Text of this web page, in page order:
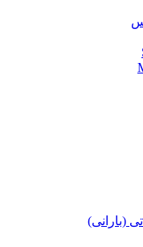
(بارانی)